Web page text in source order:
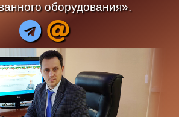
оборудования».